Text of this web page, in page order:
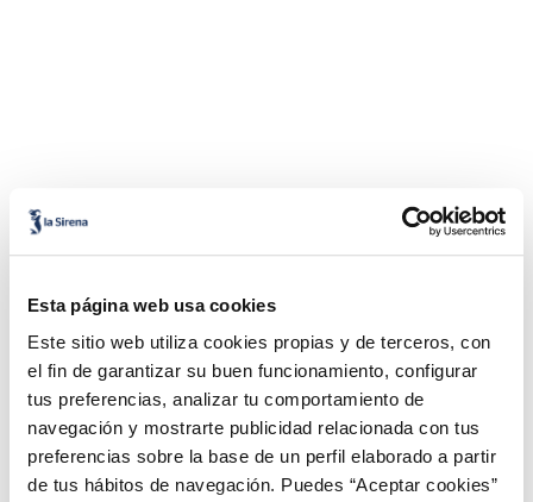
Esta página web usa cookies
Este sitio web utiliza cookies propias y de terceros, con
el fin de garantizar su buen funcionamiento, configurar
tus preferencias, analizar tu comportamiento de
navegación y mostrarte publicidad relacionada con tus
preferencias sobre la base de un perfil elaborado a partir
de tus hábitos de navegación. Puedes “Aceptar cookies”